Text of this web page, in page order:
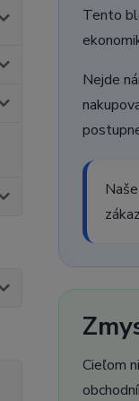
Tento
Nejde
Cieľom